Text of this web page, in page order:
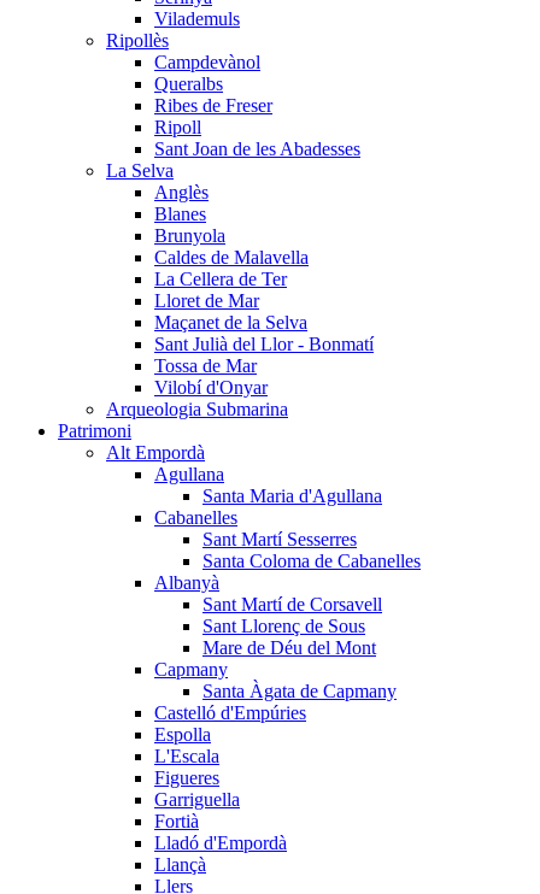
Vilademuls
Ripollès
Campdevànol
Queralbs
Ribes de Freser
Ripoll
Sant Joan de les Abadesses
La Selva
Anglès
Blanes
Brunyola
Caldes de Malavella
La Cellera de Ter
Lloret de Mar
Maçanet de la Selva
Sant Julià del Llor - Bonmatí
Tossa de Mar
Vilobí d'Onyar
Arqueologia Submarina
Patrimoni
Alt Empordà
Agullana
Santa Maria d'Agullana
Cabanelles
Sant Martí Sesserres
Santa Coloma de Cabanelles
Albanyà
Sant Martí de Corsavell
Sant Llorenç de Sous
Mare de Déu del Mont
Capmany
Santa Àgata de Capmany
Castelló d'Empúries
Espolla
L'Escala
Figueres
Garriguella
Fortià
Lladó d'Empordà
Llançà
Llers